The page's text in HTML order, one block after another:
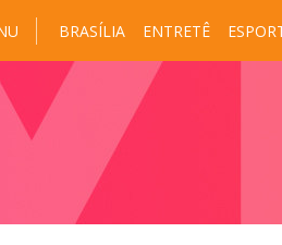
BRASÍLIA ENTRETÊ